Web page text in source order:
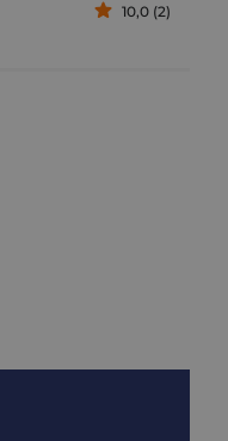
10,0 (2)